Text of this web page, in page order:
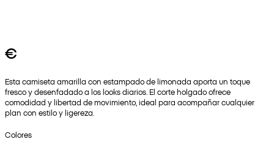
€
Esta camiseta amarilla con estampado de limonada aporta un toque
fresco y desenfadado a los looks diarios. El corte holgado ofrece
comodidad y libertad de movimiento, ideal para acompañar cualquier
plan con estilo y ligereza.
Colores